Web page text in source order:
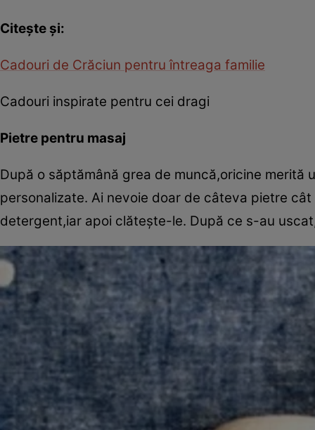
Citeşte şi:
Cadouri de Crăciun pentru întreaga familie
Cadouri inspirate pentru cei dragi
Pietre pentru masaj
După o săptămână grea de muncă,oricine
personalizate. Ai nevoie doar de câteva pietre
detergent,iar apoi clăteşte-le. După ce s-au